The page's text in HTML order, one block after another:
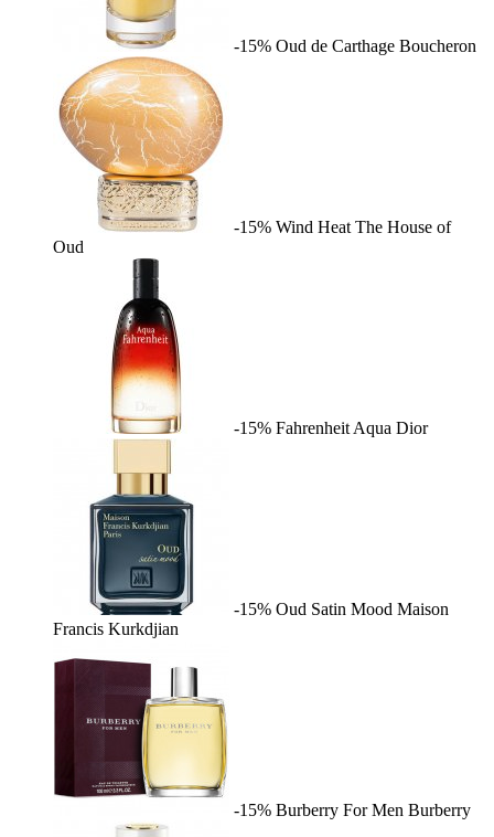
-15% Oud de Carthage Boucheron
-15% Wind Heat The House of
Oud
-15% Fahrenheit Aqua Dior
-15% Oud Satin Mood Maison
Francis Kurkdjian
-15% Burberry For Men Burberry